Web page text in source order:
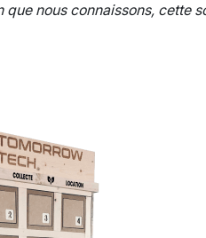
nous connaissons, cette